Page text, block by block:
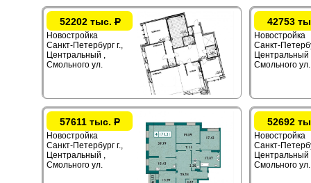
52202 тыс.Р
Новостройка
Санкт-Петербург г.,
Центральный ,
Смольного ул.
42753
Новостройка
Санкт-
Центральный
Смольного ул.
57611 тыс. Р
Новостройка
Санкт-Петербург г.,
Центральный ,
Смольного ул.
52692
Новостройка
Санкт-
Центральный
Смольного ул.